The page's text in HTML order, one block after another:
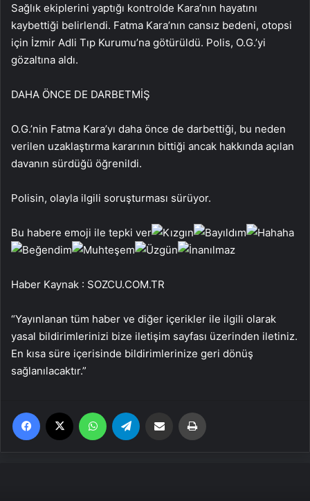
Sağlık ekiplerini yaptığı kontrolde Kara’nın hayatını
kaybettiği belirlendi. Fatma Kara’nın cansız bedeni, otopsi
için İzmir Adli Tıp Kurumu’na götürüldü. Polis, O.G.’yi
gözaltına aldı.
DAHA ÖNCE DE DARBETMİŞ
O.G.’nin Fatma Kara’yı daha önce de darbettiği, bu neden
verilen uzaklaştırma kararının bittiği ancak hakkında açılan
davanın sürdüğü öğrenildi.
Polisin, olayla ilgili soruşturması sürüyor.
Bu habere emoji ile tepki ver
Haber Kaynak : SOZCU.COM.TR
“Yayınlanan tüm haber ve diğer içerikler ile ilgili olarak
yasal bildirimlerinizi bize iletişim sayfası üzerinden iletiniz.
En kısa süre içerisinde bildirimlerinize geri dönüş
sağlanılacaktır.”
Facebook WhatsApp Email'den paylaş